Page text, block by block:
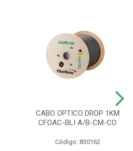
CABO OPTICO DROP 1KM
CFOAC-BLI A/B-CM-CO
Código: 830162